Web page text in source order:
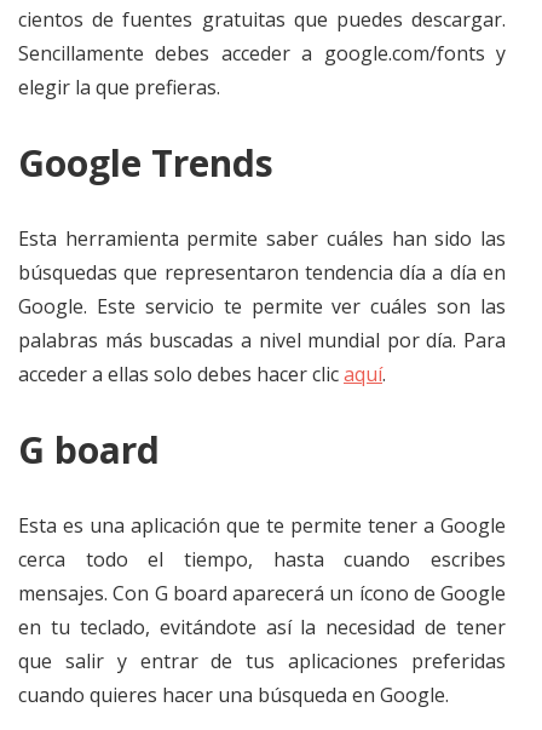
cientos de fuentes gratuitas que puedes descargar.
Sencillamente debes acceder a google.com/fonts y
elegir la que prefieras.
Google Trends
Esta herramienta permite saber cuáles han sido las
búsquedas que representaron tendencia día a día en
Google. Este servicio te permite ver cuáles son las
palabras más buscadas a nivel mundial por día. Para
acceder a ellas solo debes hacer clicaquí.
G board
Esta es una aplicación que te permite tener a Google
cerca todo el tiempo, hasta cuando escribes
mensajes. Con G board aparecerá un ícono de Google
en tu teclado, evitándote así la necesidad de tener
que salir y entrar de tus aplicaciones preferidas
cuando quieres hacer una búsqueda en Google.